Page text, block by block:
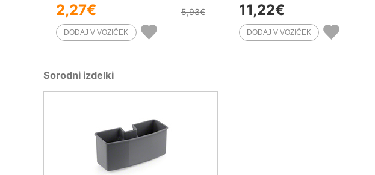
2,27€ 5,93€ 11,22€
Sorodni izdelki